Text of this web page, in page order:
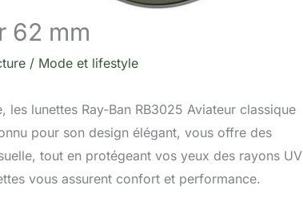
62 mm
/ Mode et lifestyle
lunettes Ray-Ban RB3025 Aviateur classique
pour son design élégant, vous offre des
tout en protégeant vos yeux des rayons UV
vous assurent confort et performance.